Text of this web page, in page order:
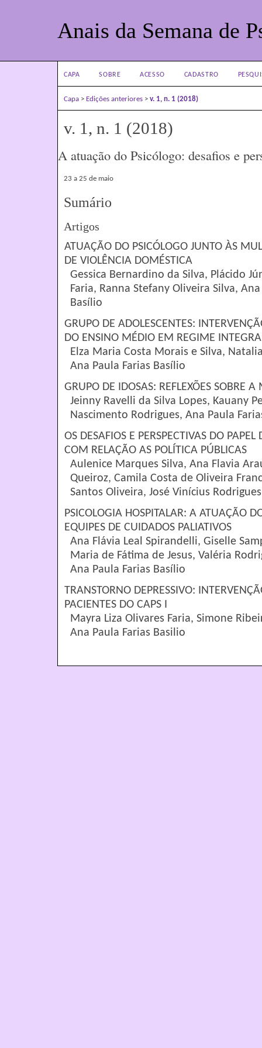
Anais da Semana de
CAPA SOBRE ACESSO CADASTRO
Capa > Edições anteriores > v. 1, n. 1 (2018)
v. 1, n. 1 (2018)
A atuação do Psicólogo: desafios e
23 a 25 de maio
Sumário
Artigos
ATUAÇÃO DO PSICÓLOGO JUNTO ÀS
DE VIOLÊNCIA DOMÉSTICA
Gessica Bernardino da Silva, Plácido
Faria, Ranna Stefany Oliveira Silva,
Basílio
GRUPO DE ADOLESCENTES:
DO ENSINO MÉDIO EM REGIME
Elza Maria Costa Morais e Silva,
Ana Paula Farias Basílio
GRUPO DE IDOSAS: REFLEXÕES SOBRE
Jeinny Ravelli da Silva Lopes, Kauany
Nascimento Rodrigues, Ana Paula
OS DESAFIOS E PERSPECTIVAS DO PAPEL
COM RELAÇÃO AS POLÍTICA PÚBLICAS
Aulenice Marques Silva, Ana Flavia
Queiroz, Camila Costa de Oliveira
Santos Oliveira, José Vinícius
PSICOLOGIA HOSPITALAR: A ATUAÇÃO
EQUIPES DE CUIDADOS PALIATIVOS
Ana Flávia Leal Spirandelli, Giselle
Maria de Fátima de Jesus, Valéria
Ana Paula Farias Basílio
TRANSTORNO DEPRESSIVO:
PACIENTES DO CAPS I
Mayra Liza Olivares Faria, Simone
Ana Paula Farias Basilio